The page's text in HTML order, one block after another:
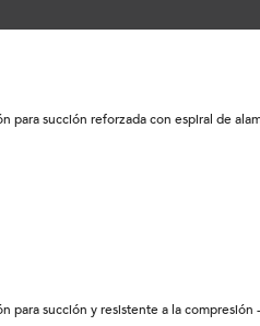
para succión reforzada con espiral de
para succión y resistente a la